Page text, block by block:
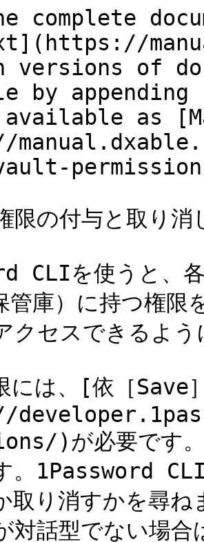
complete
versions of
by
as
の付与と取り消
CLIを使うと、
庫）に持つ権限
クセスできるよ
には、[依［Save
)が必要です。
。1Password
取り消すかを尋
対話型でない場